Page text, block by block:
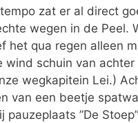
zat er al direct
wegen in de
het qua regen alleen
wind schuin van
wegkapitein Lei.)
van een beetje
”De